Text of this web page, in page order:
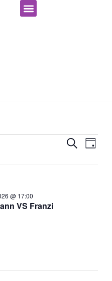
und
SUCHE
TAG
VS Franzi
@ 17:00